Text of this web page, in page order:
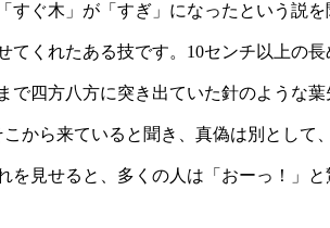
ぐ木」が「すぎ」になったという説を
てくれたある技です。10センチ以上の長
で四方八方に突き出ていた針のような葉
から来ていると聞き、真偽は別として
を見せると、多くの人は「おーっ！」と